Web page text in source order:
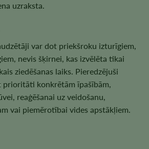
uzraksta.
var dot priekšroku izturīgiem,
nevis šķirnei, kas izvēlēta tikai
ziedēšanas laiks. Pieredzējuši
prioritāti konkrētām īpašībām,
reaģēšanai uz veidošanu,
vai piemērotībai vides apstākļiem.